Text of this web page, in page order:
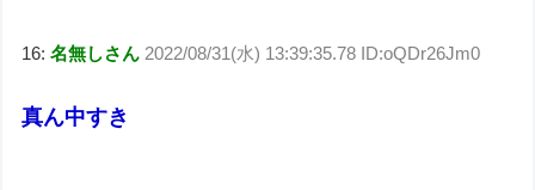
16:名無しさん 2022/08/31(水) 13:39:35.78 ID:oQDr26Jm0
真ん中すき